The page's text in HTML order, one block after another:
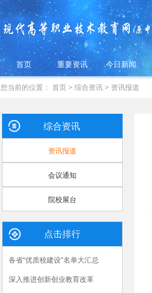
首页 重要资讯 今日新闻
您当前的位置：首页 >综合资讯 > 资讯报道
综合资讯
资讯报道
会议通知
院校展台
点击排行
各省“优质校建设”名单大汇总
深入推进创新创业教育改革